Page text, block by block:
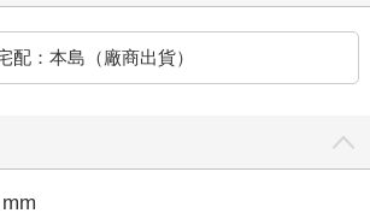
配：本島（廠商出貨）